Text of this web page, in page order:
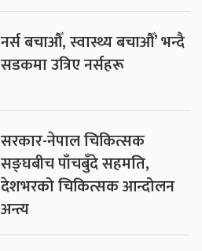
नर्स बचाऔँ, स्वास्थ्य बचाऔँ’ भन्दै
सडकमा उत्रिए नर्सहरू
सरकार-नेपाल चिकित्सक
सङ्घबीच पाँचबुँदे सहमति,
देशभरको चिकित्सक आन्दोलन
अन्त्य